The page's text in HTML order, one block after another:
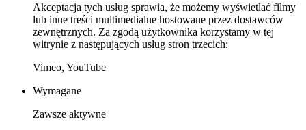
Akceptacja tych usług sprawia, że możemy wyświetlać filmy
lub inne treści multimedialne hostowane przez dostawców
zewnętrznych. Za zgodą użytkownika korzystamy w tej
witrynie z następujących usług stron trzecich:
Vimeo, YouTube
Wymagane
Zawsze aktywne